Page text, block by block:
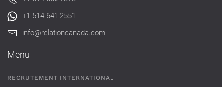
+1-514-641-2551
info@relationcanada.com
Menu
RECRUTEMENT INTERNATIONAL